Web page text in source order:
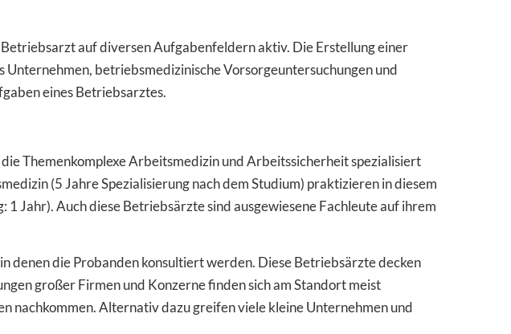
auf diversen Aufgabenfeldern aktiv. Die Erstellung einer
betriebsmedizinische Vorsorgeuntersuchungen und
eines Betriebsarztes.
Themenkomplexe Arbeitsmedizin und Arbeitssicherheit spezialisiert
(5 Jahre Spezialisierung nach dem Studium) praktizieren in diesem
Jahr). Auch diese Betriebsärzte sind ausgewiesene Fachleute auf ihrem
denen die Probanden konsultiert werden. Diese Betriebsärzte decken
großer Firmen und Konzerne finden sich am Standort meist
nachkommen. Alternativ dazu greifen viele kleine Unternehmen und